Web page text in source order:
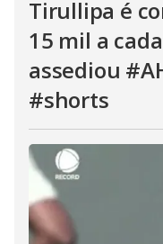
Tirullipa é
15 mil a
assediou
#shorts